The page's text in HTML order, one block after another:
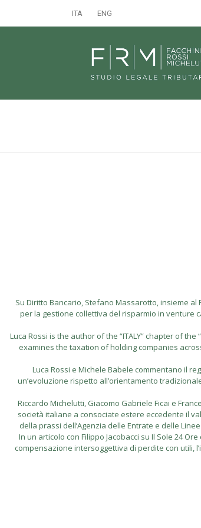
ITA ENG
Su Diritto Bancario, Stefano Massarotto, insieme
per la gestione collettiva del risparmio in venture
Luca Rossi is the author of the “ITALY” chapter of the
examines the taxation of holding companies
Luca Rossi e Michele Babele commentano il
un’evoluzione rispetto all’orientamento
Riccardo Michelutti, Giacomo Gabriele Ficai e
società italiane a consociate estere eccedente il
della prassi dell’Agenzia delle Entrate e delle
In un articolo con Filippo Jacobacci su Il Sole 24
compensazione intersoggettiva di perdite con utili,